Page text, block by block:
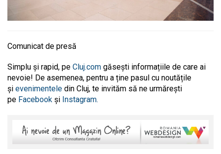
Comunicat de presă
Simplu și rapid, pe Cluj.com găsești informațiile de care ai
nevoie! De asemenea, pentru a ține pasul cu noutățile
și evenimentele din Cluj, te invităm să ne urmărești
pe Facebook și Instagram.